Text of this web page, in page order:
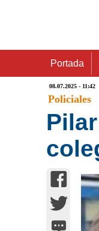
Portada
08.07.2025 - 11:42
Policiales